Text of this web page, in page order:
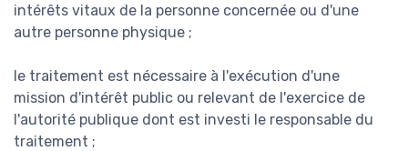
intérêts vitaux de la personne concernée ou d'une
autre personne physique ;
le traitement est nécessaire à l'exécution d'une
mission d'intérêt public ou relevant de l'exercice de
l'autorité publique dont est investi le responsable du
traitement ;